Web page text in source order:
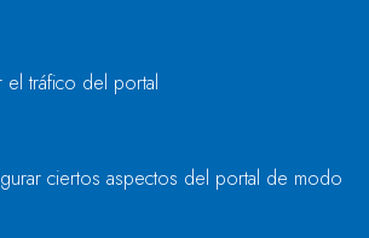
el tráfico del portal
ciertos aspectos del portal de modo